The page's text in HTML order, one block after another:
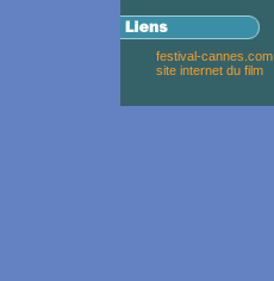
festival-cannes.com
site internet du film